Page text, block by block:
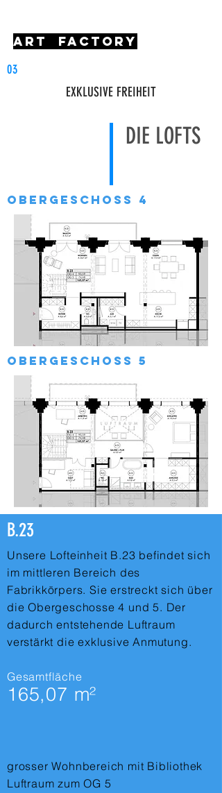
art factory
03
EXKLUSIVE FREIHEIT
DIE LOFTS
obergeschoss 4
obergeschoss 5
B.23
Unsere Lofteinheit B.23 befindet sich
im mittleren Bereich des
Fabrikkörpers. Sie erstreckt sich über
die Obergeschosse 4 und 5. Der
dadurch entstehende Luftraum
verstärkt die exklusive Anmutung.
Gesamtfläche
165,07 m²
grosser Wohnbereich mit Bibliothek
Luftraum zum OG 5